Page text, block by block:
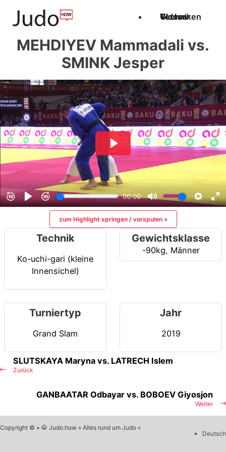
Techniken
Videos
Glossar
MEHDIYEV Mammadali vs.
SMINK Jesper
zum Highlight springen / vorspulen »
Technik
Ko-uchi-gari (kleine
Innensichel)
Gewichtsklasse
-90kg, Männer
Turniertyp
Grand Slam
Jahr
2019
Zurück
SLUTSKAYA Maryna vs. LATRECH Islem
Weiter
GANBAATAR Odbayar vs. BOBOEV Giyosjon
Copyright © • 🥋 Judo.how » Alles rund um Judo «
Deutsch